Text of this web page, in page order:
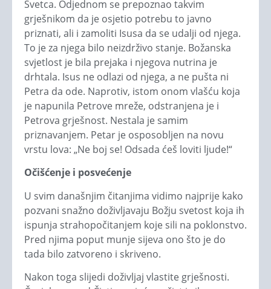
Svetca. Odjednom se prepoznao takvim
grješnikom da je osjetio potrebu to javno
priznati, ali i zamoliti Isusa da se udalji od njega.
To je za njega bilo neizdrživo stanje. Božanska
svjetlost je bila prejaka i njegova nutrina je
drhtala. Isus ne odlazi od njega, a ne pušta ni
Petra da ode. Naprotiv, istom onom vlašću koja
je napunila Petrove mreže, odstranjena je i
Petrova grješnost. Nestala je samim
priznavanjem. Petar je osposobljen na novu
vrstu lova: „Ne boj se! Odsada ćeš loviti ljude!“
Očišćenje i posvećenje
U svim današnjim čitanjima vidimo najprije kako
pozvani snažno doživljavaju Božju svetost koja ih
ispunja strahopočitanjem koje sili na poklonstvo.
Pred njima poput munje sijeva ono što je do
tada bilo zatvoreno i skriveno.
Nakon toga slijedi doživljaj vlastite grješnosti.